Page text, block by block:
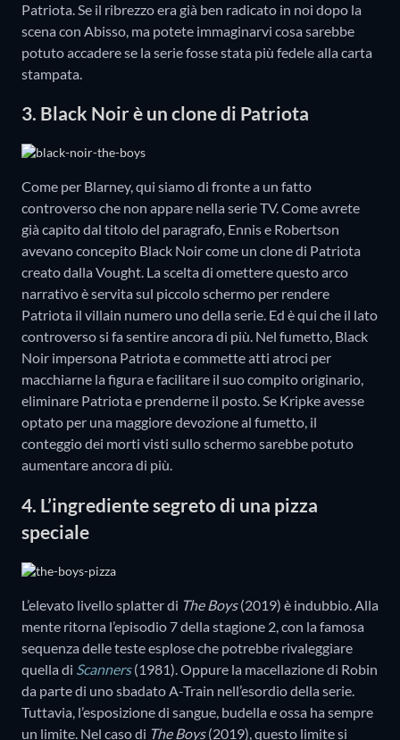
Patriota. Se il ribrezzo era già ben radicato in noi dopo la
scena con Abisso, ma potete immaginarvi cosa sarebbe
potuto accadere se la serie fosse stata più fedele alla carta
stampata.
3. Black Noir è un clone di Patriota
Come per Blarney, qui siamo di fronte a un fatto
controverso che non appare nella serie TV. Come avrete
già capito dal titolo del paragrafo, Ennis e Robertson
avevano concepito Black Noir come un clone di Patriota
creato dalla Vought. La scelta di omettere questo arco
narrativo è servita sul piccolo schermo per rendere
Patriota il villain numero uno della serie. Ed è qui che il lato
controverso si fa sentire ancora di più. Nel fumetto, Black
Noir impersona Patriota e commette atti atroci per
macchiarne la figura e facilitare il suo compito originario,
eliminare Patriota e prenderne il posto. Se Kripke avesse
optato per una maggiore devozione al fumetto, il
conteggio dei morti visti sullo schermo sarebbe potuto
aumentare ancora di più.
4. L’ingrediente segreto di una pizza
speciale
L’elevato livello splatter di The Boys(2019) è indubbio. Alla
mente ritorna l’episodio 7 della stagione 2, con la famosa
sequenza delle teste esplose che potrebbe rivaleggiare
quella di Scanners(1981). Oppure la macellazione di Robin
da parte di uno sbadato A-Train nell’esordio della serie.
Tuttavia, l’esposizione di sangue, budella e ossa ha sempre
un limite. Nel caso di The Boys(2019), questo limite si